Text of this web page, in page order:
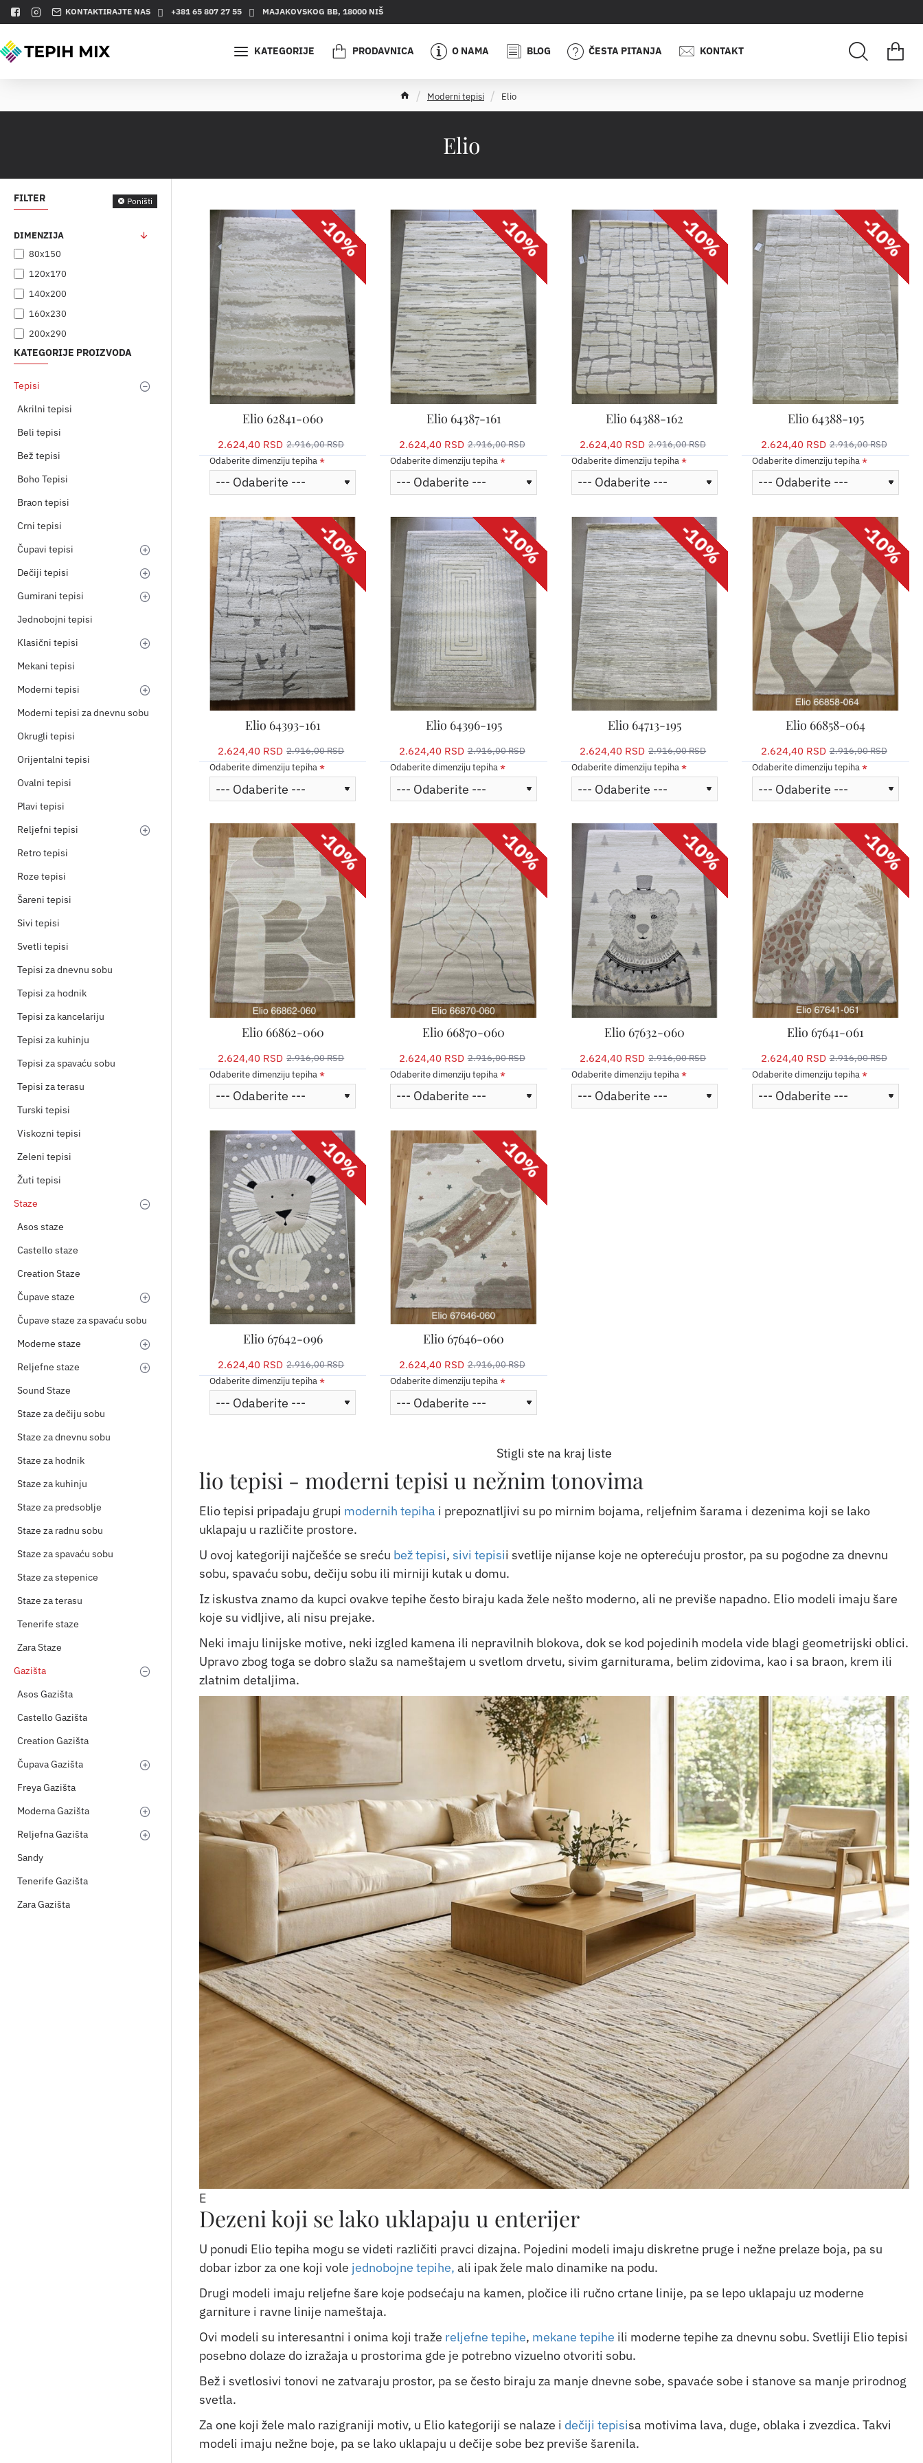
KONTAKTIRAJTE NAS +381 65 807 27 55 MAJAKOVSKOG BB, 18000 NIŠ
KATEGORIJE PRODAVNICA O NAMA BLOG ČESTA PITANJA KONTAKT
Elio
o
Moderni tepisi Elio
FILTER Poništi
DIMENZIJA
80x150
120x170
140x200
160x230
200x290
KATEGORIJE PROIZVODA
Tepisi
Akrilni tepisi
Beli tepisi
Bež tepisi
Boho Tepisi
Braon tepisi
Crni tepisi
Čupavi tepisi
Dečiji tepisi
Gumirani tepisi
Jednobojni tepisi
Klasični tepisi
Mekani tepisi
Moderni tepisi
Moderni tepisi za dnevnu sobu
Okrugli tepisi
Orijentalni tepisi
Ovalni tepisi
Plavi tepisi
Reljefni tepisi
Retro tepisi
Roze tepisi
Šareni tepisi
Sivi tepisi
Svetli tepisi
Tepisi za dnevnu sobu
Tepisi za hodnik
Tepisi za kancelariju
Tepisi za kuhinju
Tepisi za spavaću sobu
Tepisi za terasu
Turski tepisi
Viskozni tepisi
Zeleni tepisi
Žuti tepisi
Staze
Asos staze
Castello staze
Creation Staze
Čupave staze
Čupave staze za spavaću sobu
Moderne staze
Reljefne staze
Sound Staze
Staze za dečiju sobu
Staze za dnevnu sobu
Staze za hodnik
Staze za kuhinju
Staze za predsoblje
Staze za radnu sobu
Staze za spavaću sobu
Staze za stepenice
Staze za terasu
Tenerife staze
Zara Staze
Gazišta
Asos Gazišta
Castello Gazišta
Creation Gazišta
Čupava Gazišta
Freya Gazišta
Moderna Gazišta
Reljefna Gazišta
Sandy
Tenerife Gazišta
Zara Gazišta
lio tepisi - moderni tepisi u nežnim tonovima
Elio tepisi pripadaju grupi modernih tepiha i prepoznatljivi su po mirnim bojama, reljefnim šarama i dezenima koji se lako
uklapaju u različite prostore.
U ovoj kategoriji najčešće se sreću bež tepisi, sivi tepisii svetlije nijanse koje ne opterećuju prostor, pa su pogodne za dnevnu
sobu, spavaću sobu, dečiju sobu ili mirniji kutak u domu.
Iz iskustva znamo da kupci ovakve tepihe često biraju kada žele nešto moderno, ali ne previše napadno. Elio modeli imaju šare
koje su vidljive, ali nisu prejake.
Neki imaju linijske motive, neki izgled kamena ili nepravilnih blokova, dok se kod pojedinih modela vide blagi geometrijski oblici.
Upravo zbog toga se dobro slažu sa nameštajem u svetlom drvetu, sivim garniturama, belim zidovima, kao i sa braon, krem ili
zlatnim detaljima.
E
Dezeni koji se lako uklapaju u enterijer
U ponudi Elio tepiha mogu se videti različiti pravci dizajna. Pojedini modeli imaju diskretne pruge i nežne prelaze boja, pa su
dobar izbor za one koji vole jednobojne tepihe, ali ipak žele malo dinamike na podu.
Drugi modeli imaju reljefne šare koje podsećaju na kamen, pločice ili ručno crtane linije, pa se lepo uklapaju uz moderne
garniture i ravne linije nameštaja.
Ovi modeli su interesantni i onima koji traže reljefne tepihe, mekane tepihe ili moderne tepihe za dnevnu sobu. Svetliji Elio tepisi
posebno dolaze do izražaja u prostorima gde je potrebno vizuelno otvoriti sobu.
Bež i svetlosivi tonovi ne zatvaraju prostor, pa se često biraju za manje dnevne sobe, spavaće sobe i stanove sa manje prirodnog
svetla.
Za one koji žele malo razigraniji motiv, u Elio kategoriji se nalaze i dečiji tepisisa motivima lava, duge, oblaka i zvezdica. Takvi
modeli imaju nežne boje, pa se lako uklapaju u dečije sobe bez previše šarenila.
-10%
Elio 62841-060
2.624,40 RSD 2.916,00 RSD
Odaberite dimenziju tepiha
-10%
Elio 64387-161
2.624,40 RSD 2.916,00 RSD
Odaberite dimenziju tepiha
-10%
Elio 64388-162
2.624,40 RSD 2.916,00 RSD
Odaberite dimenziju tepiha
-10%
Elio 64388-195
2.624,40 RSD 2.916,00 RSD
Odaberite dimenziju tepiha
-10%
Elio 64393-161
2.624,40 RSD 2.916,00 RSD
Odaberite dimenziju tepiha
-10%
Elio 64396-195
2.624,40 RSD 2.916,00 RSD
Odaberite dimenziju tepiha
-10%
Elio 64713-195
2.624,40 RSD 2.916,00 RSD
Odaberite dimenziju tepiha
-10%
Elio 66858-064
2.624,40 RSD 2.916,00 RSD
Odaberite dimenziju tepiha
-10%
Elio 66862-060
2.624,40 RSD 2.916,00 RSD
Odaberite dimenziju tepiha
-10%
Elio 66870-060
2.624,40 RSD 2.916,00 RSD
Odaberite dimenziju tepiha
-10%
Elio 67632-060
2.624,40 RSD 2.916,00 RSD
Odaberite dimenziju tepiha
-10%
Elio 67641-061
2.624,40 RSD 2.916,00 RSD
Odaberite dimenziju tepiha
-10%
Elio 67642-096
2.624,40 RSD 2.916,00 RSD
Odaberite dimenziju tepiha
-10%
Elio 67646-060
2.624,40 RSD 2.916,00 RSD
Odaberite dimenziju tepiha
Stigli ste na kraj liste